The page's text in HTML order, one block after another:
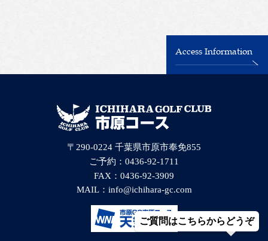
Access Information
〒290-0224 千葉県市原市奉免855
ご予約：0436-92-1711
FAX：0436-92-3909
MAIL： info@ichihara-gc.com
ご質問はこちらからどうぞ